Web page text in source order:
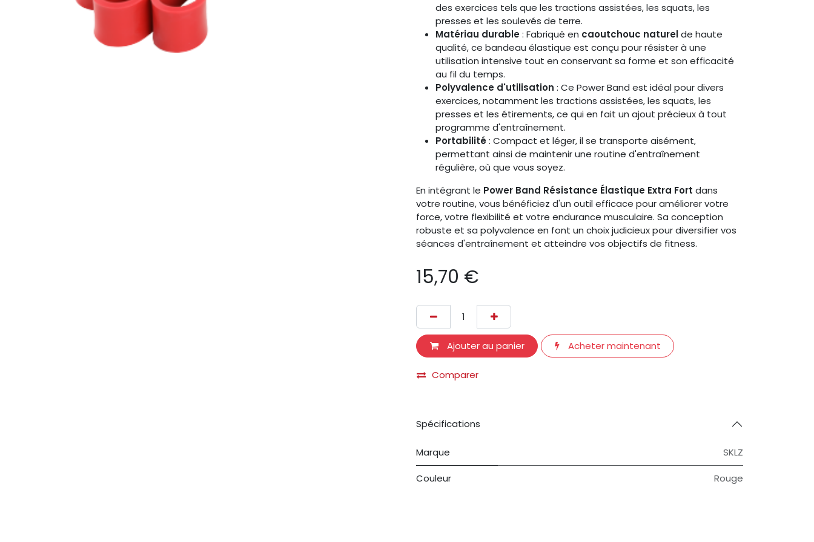
des exercices tels que les tractions assistées, les squats, les
presses et les soulevés de terre.​
Matériau durable: Fabriqué en caoutchouc naturelde haute
qualité, ce bandeau élastique est conçu pour résister à une
utilisation intensive tout en conservant sa forme et son efficacité
au fil du temps.​
Polyvalence d'utilisation : Ce Power Band est idéal pour divers
exercices, notamment les tractions assistées, les squats, les
presses et les étirements, ce qui en fait un ajout précieux à tout
programme d'entraînement.​
Portabilité: Compact et léger, il se transporte aisément,
permettant ainsi de maintenir une routine d'entraînement
régulière, où que vous soyez.
En intégrant le Power Band Résistance Élastique Extra Fort dans
votre routine, vous bénéficiez d'un outil efficace pour améliorer votre
force, votre flexibilité et votre endurance musculaire. Sa conception
robuste et sa polyvalence en font un choix judicieux pour diversifier vos
séances d'entraînement et atteindre vos objectifs de fitness.
15,70 €
Ajouter au panier Acheter maintenant
Comparer
Spécifications
Marque SKLZ
Couleur Rouge